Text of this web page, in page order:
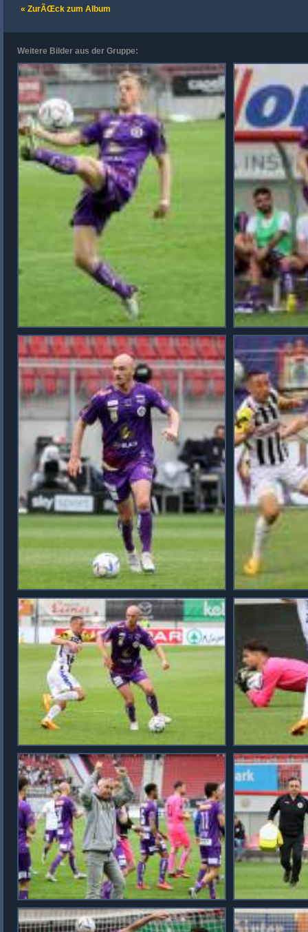
« ZurÃŒck zum Album
Weitere Bilder aus der Gruppe: